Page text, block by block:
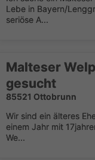
Lebe in Bayern/
seriöse A...
Malteser
gesucht
85521 Ottobrunn
Wir sind ein älteres
einem Jahr mit
We...